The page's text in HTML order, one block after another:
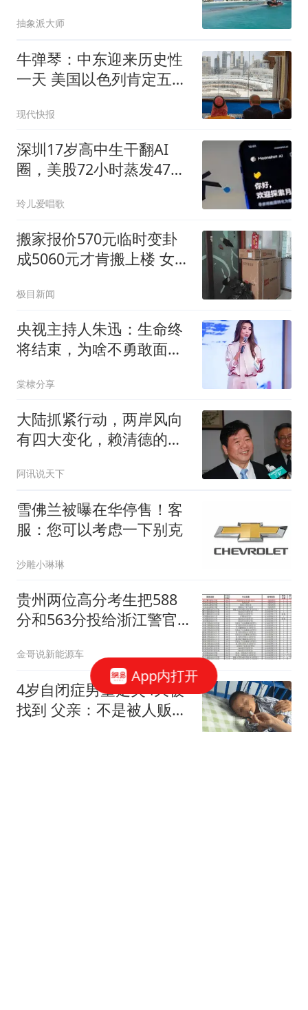
抽象派大师
牛弹琴：中东迎来历史性
一天 美国以色列肯定五味
现代快报
深圳17岁高中生干翻AI
圈，美股72小时蒸发4700
玲儿爱唱歌
搬家报价570元临时变卦
成5060元才肯搬上楼 女子
极目新闻
央视主持人朱迅：生命终
将结束，为啥不勇敢面对
棠棣分享
大陆抓紧行动，两岸风向
有四大变化，赖清德的日
阿讯说天下
雪佛兰被曝在华停售！客
服：您可以考虑一下别克
沙雕小琳琳
贵州两位高分考生把588
分和563分投给浙江警官
手里
金哥说新能源车
4岁自闭症男童走失4天被
找到 父亲：不是被人贩子
App内打开